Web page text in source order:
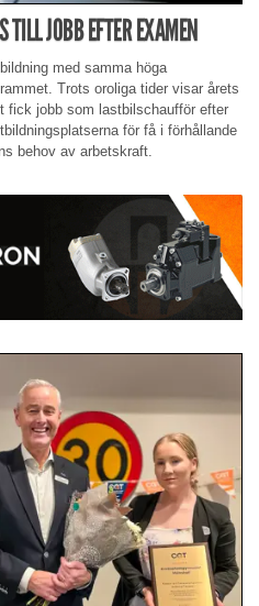
JOBB EFTER EXAMEN
med samma höga
Trots oroliga tider visar årets
fick jobb som lastbilschaufför efter
för få i förhållande
behov av arbetskraft.